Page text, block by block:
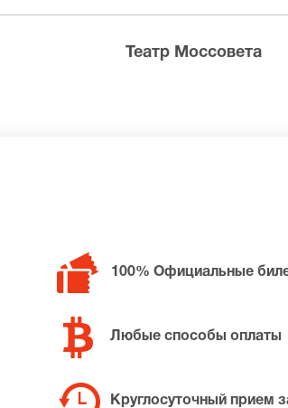
МКАД возле метро или в пешей
в разные категории
в закрытой комнате, позвоните
по доступной цене.
Театр Моссовета
100% Официальные
Любые способы оплаты
Круглосуточный прием